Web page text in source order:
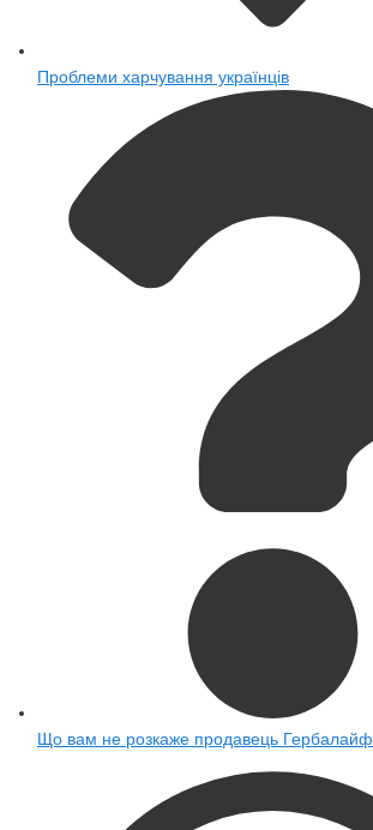
Проблеми харчування українців
Що вам не розкаже продавець Гербалайф